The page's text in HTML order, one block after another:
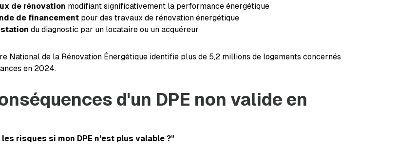
de rénovation modifiant significativement la performance énergétique
de financement pour des travaux de rénovation énergétique
du diagnostic par un locataire ou un acquéreur
National de la Rénovation Énergétique identifie plus de 5,2 millions de logements concernés
en 2024.
d'un DPE non valide en
risques si mon DPE n'est plus valable ?"